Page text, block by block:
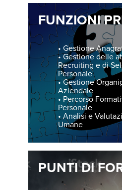
FUNZIONI
• Gestione
• Gestione delle
Recruiting e di
Personale
• Gestione
Aziendale
• Percorso
Personale
• Analisi e
Umane
PUNTI DI